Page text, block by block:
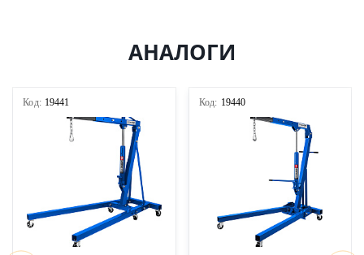
АНАЛОГИ
Код: 19441 Код: 19440